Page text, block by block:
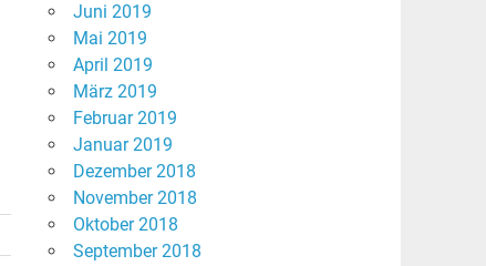
Juni 2019
Mai 2019
April 2019
März 2019
Februar 2019
Januar 2019
Dezember 2018
November 2018
Oktober 2018
September 2018